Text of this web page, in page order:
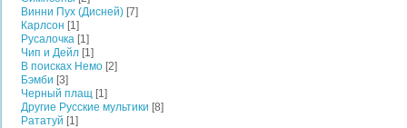
Винни Пух (Дисней) [7]
Карлсон [1]
Русалочка [1]
Чип и Дейл [1]
В поисках Немо [2]
Бэмби [3]
Черный плащ [1]
Другие Русские мультики [8]
Рататуй [1]